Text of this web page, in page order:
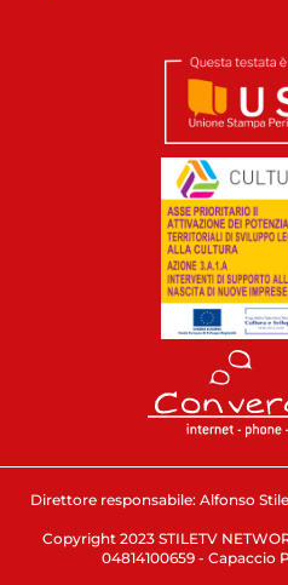
Direttore responsabile: Alfonso
Copyright 2023 STILETV
04814100659 - Capaccio